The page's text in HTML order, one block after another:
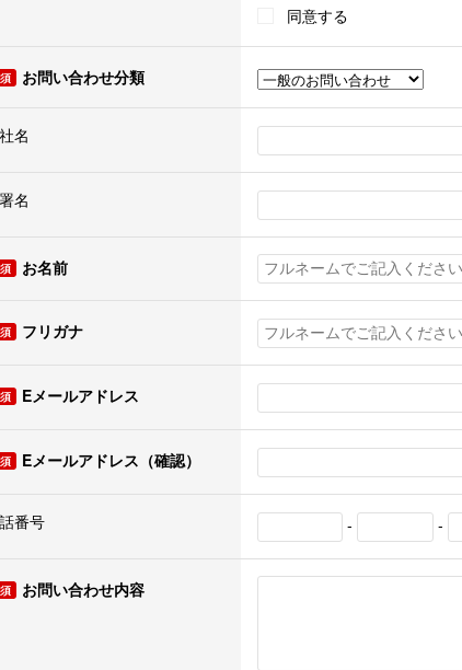
同意する
お問い合わせ分類
名
名
お名前
フリガナ
Eメールアドレス
Eメールアドレス（確認）
番号 - -
お問い合わせ内容